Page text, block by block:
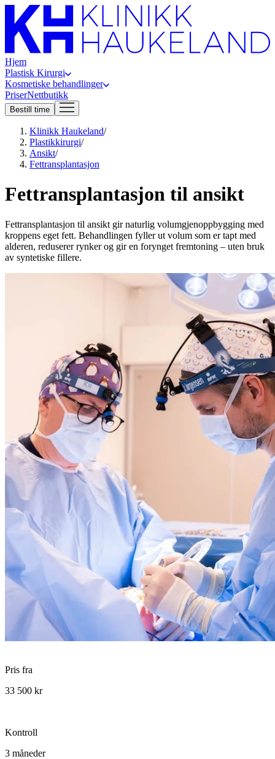
Hjem
Plastisk Kirurgi
Kosmetiske behandlinger
PriserNettbutikk
Bestill time
Klinikk Haukeland/
Plastikkirurgi/
Ansikt/
Fettransplantasjon
Fettransplantasjon til ansikt
Fettransplantasjon til ansikt gir naturlig volumgjenoppbygging med
kroppens eget fett. Behandlingen fyller ut volum som er tapt med
alderen, reduserer rynker og gir en forynget fremtoning – uten bruk
av syntetiske fillere.
Pris fra
33 500 kr
Kontroll
3 måneder